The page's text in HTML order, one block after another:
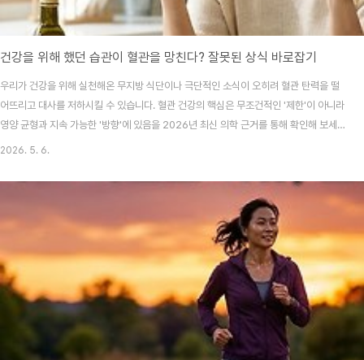
건강을 위해 했던 습관이 혈관을 망친다? 잘못된 상식 바로잡기
우리가 건강을 위해 실천해온 무지방 식단이나 극단적인 소식이 오히려 혈관 탄력을 떨
어뜨리고 대사를 저하시킬 수 있습니다. 혈관 건강의 핵심은 무조건적인 '제한'이 아니라
영양 균형과 지속 가능한 '방향'에 있음을 2026년 최신 의학 근거를 통해 확인해 보세
요."나는 나름대로 건강하게 살고 있는데 왜 몸은 더 무거운 것 같지?" 이런 의문, 한 번
위주로만 식사하는데도 혈압이 오르거나 만성 피로에 시달린다면, 내가 믿고 있던 '건강
상식'이 오히려 혈관을 공격하고 있을지 모릅니다. 저도 예전에는 무조건 기름기를 빼고
적게 먹는 게 정답인 줄 알았거든요. 하지만 우리 혈관은 우리가 생각하는 것보다 훨씬
2026. 5. 6.